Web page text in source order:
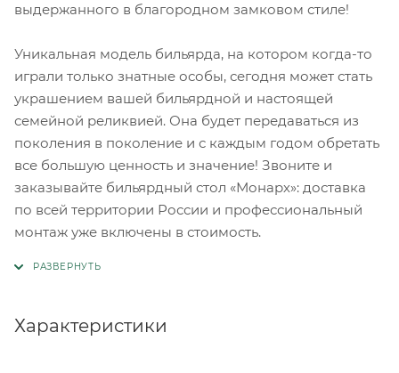
выдержанного в благородном замковом стиле!
Уникальная модель бильярда, на котором когда-то
играли только знатные особы, сегодня может стать
украшением вашей бильярдной и настоящей
семейной реликвией. Она будет передаваться из
поколения в поколение и с каждым годом обретать
все большую ценность и значение! Звоните и
заказывайте бильярдный стол «Монарх»: доставка
по всей территории России и профессиональный
монтаж уже включены в стоимость.
Характеристики